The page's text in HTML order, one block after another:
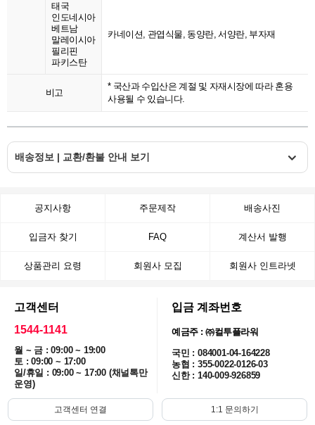
태국
인도네시아
베트남
말레이시아
필리핀
파키스탄
카네이션, 관엽식물, 동양란, 서양란, 부자재
비고
* 국산과 수입산은 계절 및 자재시장에 따라 혼용
사용될 수 있습니다.
배송정보 | 교환/환불 안내 보기
공지사항 주문제작 배송사진
입금자 찾기 FAQ 계산서 발행
상품관리 요령 회원사 모집 회원사 인트라넷
고객센터
1544-1141
월 ~ 금 : 09:00 ~ 19:00
토 : 09:00 ~ 17:00
일/휴일 : 09:00 ~ 17:00 (채널톡만
운영)
입금 계좌번호
예금주 : ㈜컬투플라워
국민 : 084001-04-164228
농협 : 355-0022-0126-03
신한 : 140-009-926859
고객센터 연결 1:1 문의하기